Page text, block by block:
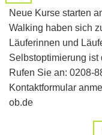
Neue Kurse starten
Walking haben sich
Läuferinnen und
Selbstoptimierung ist
Rufen Sie an: 0208-
Kontaktformular
ob.de